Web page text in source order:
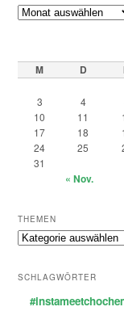
Archiv
M D
3
4
10
11
17
18
24
25
31
« Nov.
THEMEN
Themen
SCHLAGWÖRTER